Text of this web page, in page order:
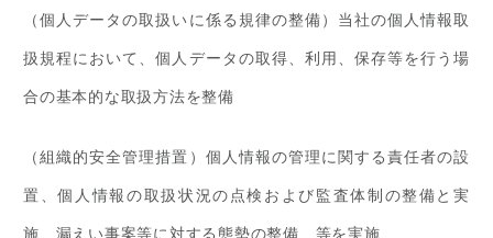
（個人データの取扱いに係る規律の整備）当社の個人情報取
扱規程において、個人データの取得、利用、保存等を行う場
合の基本的な取扱方法を整備
（組織的安全管理措置）個人情報の管理に関する責任者の設
置、個人情報の取扱状況の点検および監査体制の整備と実
施、漏えい事案等に対する態勢の整備、等を実施